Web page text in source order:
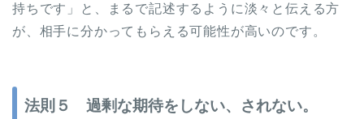
持ちです」と、まるで記述するように淡々と伝える方
が、相手に分かってもらえる可能性が高いのです。
法則５ 過剰な期待をしない、されない。